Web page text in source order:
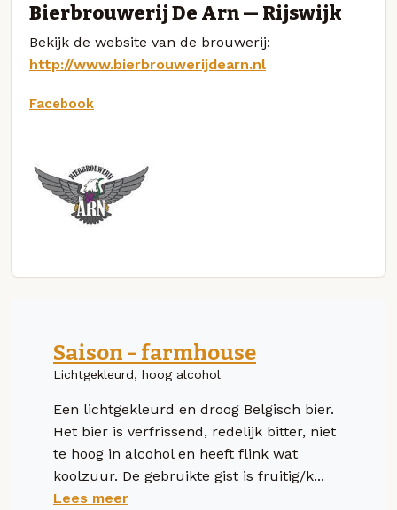
Bierbrouwerij De Arn — Rijswijk
Bekijk de website van de brouwerij:
http://www.bierbrouwerijdearn.nl
Facebook
Saison - farmhouse
Lichtgekleurd, hoog alcohol
Een lichtgekleurd en droog Belgisch bier.
Het bier is verfrissend, redelijk bitter, niet
te hoog in alcohol en heeft flink wat
koolzuur. De gebruikte gist is fruitig/k...
Lees meer